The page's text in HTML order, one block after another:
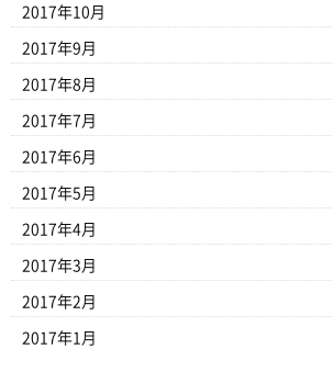
2017年10月
2017年9月
2017年8月
2017年7月
2017年6月
2017年5月
2017年4月
2017年3月
2017年2月
2017年1月